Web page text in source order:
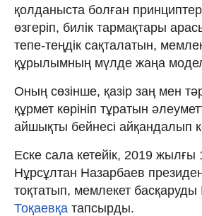
қолданыста болған
өзгеріп, билік тармақтары
тепе-теңдік сақталатын,
құрылымның мүлде жаңа
Оның сөзінше, қазір заң мен
құрмет көрініп тұратын
айшықты бейнесі айқандалып
Еске сала кетейік, 2019 жылғы
Нұрсұлтан Назарбаев
тоқтатып, мемлекет басқаруды
Тоқаевқа тапсырды.